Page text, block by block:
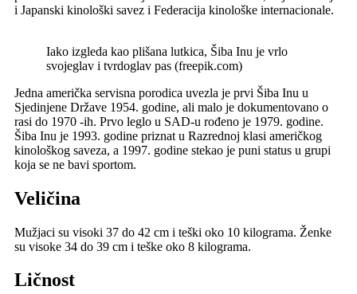
i Japanski kinološki savez i Federacija kinološke internacionale.
Iako izgleda kao plišana lutkica, Šiba Inu je vrlo
svojeglav i tvrdoglav pas (freepik.com)
Jedna američka servisna porodica uvezla je prvi Šiba Inu u
Sjedinjene Države 1954. godine, ali malo je dokumentovano o
rasi do 1970 -ih. Prvo leglo u SAD-u rođeno je 1979. godine.
Šiba Inu je 1993. godine priznat u Razrednoj klasi američkog
kinološkog saveza, a 1997. godine stekao je puni status u grupi
koja se ne bavi sportom.
Veličina
Mužjaci su visoki 37 do 42 cm i teški oko 10 kilograma. Ženke
su visoke 34 do 39 cm i teške oko 8 kilograma.
Ličnost